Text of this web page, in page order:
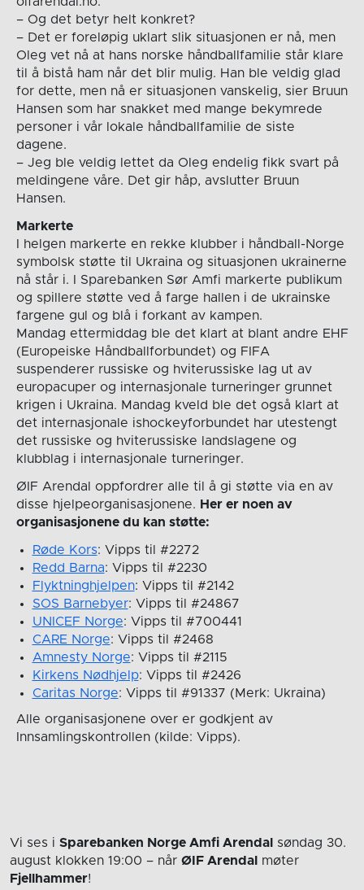
– Og det betyr helt konkret?
– Det er foreløpig uklart slik situasjonen er nå, men
Oleg vet nå at hans norske håndballfamilie står klare
til å bistå ham når det blir mulig. Han ble veldig glad
for dette, men nå er situasjonen vanskelig, sier Bruun
Hansen som har snakket med mange bekymrede
personer i vår lokale håndballfamilie de siste
dagene.
– Jeg ble veldig lettet da Oleg endelig fikk svart på
meldingene våre. Det gir håp, avslutter Bruun
Hansen.
Markerte
I helgen markerte en rekke klubber i håndball-Norge
symbolsk støtte til Ukraina og situasjonen ukrainerne
nå står i. I Sparebanken Sør Amfi markerte publikum
og spillere støtte ved å farge hallen i de ukrainske
fargene gul og blå i forkant av kampen.
Mandag ettermiddag ble det klart at blant andre EHF
(Europeiske Håndballforbundet) og FIFA
suspenderer russiske og hviterussiske lag ut av
europacuper og internasjonale turneringer grunnet
krigen i Ukraina. Mandag kveld ble det også klart at
det internasjonale ishockeyforbundet har utestengt
det russiske og hviterussiske landslagene og
klubblag i internasjonale turneringer.
ØIF Arendal oppfordrer alle til å gi støtte via en av
disse hjelpeorganisasjonene. Her er noen av
organisasjonene du kan støtte:
Røde Kors: Vipps til #2272
Redd Barna: Vipps til #2230
Flyktninghjelpen: Vipps til #2142
SOS Barnebyer: Vipps til #24867
UNICEF Norge: Vipps til #700441
CARE Norge: Vipps til #2468
Amnesty Norge: Vipps til #2115
Kirkens Nødhjelp: Vipps til #2426
Caritas Norge: Vipps til #91337 (Merk: Ukraina)
Alle organisasjonene over er godkjent av
Innsamlingskontrollen (kilde: Vipps).
Vi ses i Sparebanken Norge Amfi Arendal
søndag 30.
august klokken 19:00 – når ØIF Arendal
møter
Fjellhammer!